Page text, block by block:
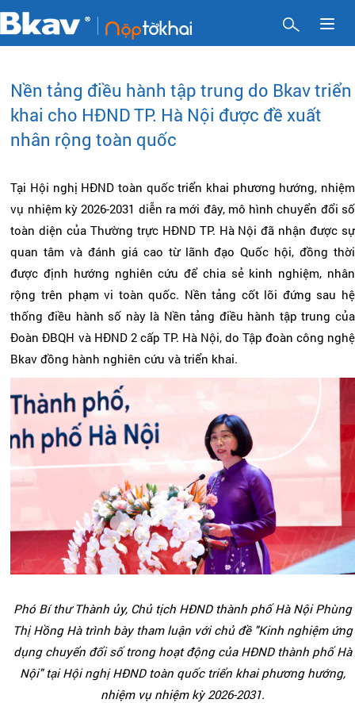
Nền tảng điều hành tập trung do Bkav triển
khai cho HĐND TP. Hà Nội được đề xuất
nhân rộng toàn quốc
Tại Hội nghị HĐND toàn quốc triển khai phương hướng, nhiệm
vụ nhiệm kỳ 2026-2031 diễn ra mới đây, mô hình chuyển đổi số
toàn diện của Thường trực HĐND TP. Hà Nội đã nhận được sự
quan tâm và đánh giá cao từ lãnh đạo Quốc hội, đồng thời
được định hướng nghiên cứu để chia sẻ kinh nghiệm, nhân
rộng trên phạm vi toàn quốc. Nền tảng cốt lõi đứng sau hệ
thống điều hành số này là Nền tảng điều hành tập trung của
Đoàn ĐBQH và HĐND 2 cấp TP. Hà Nội, do Tập đoàn công nghệ
Bkav đồng hành nghiên cứu và triển khai.
Phó Bí thư Thành ủy, Chủ tịch HĐND thành phố Hà Nội Phùng
Thị Hồng Hà trình bày tham luận với chủ đề "Kinh nghiệm ứng
dụng chuyển đổi số trong hoạt động của HĐND thành phố Hà
Nội" tại Hội nghị HĐND toàn quốc triển khai phương hướng,
nhiệm vụ nhiệm kỳ 2026-2031.